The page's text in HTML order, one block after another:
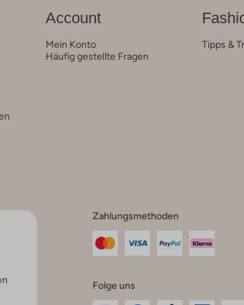
Account
Mein Konto
Häufig gestellte Fragen
Tipps &
Zahlungsmethoden
Folge uns